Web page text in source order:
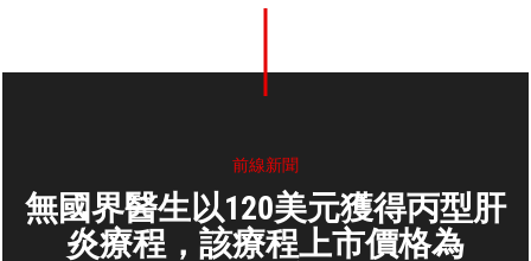
前線新聞
無國界醫生以120美元獲得丙型肝
炎療程，該療程上市價格為